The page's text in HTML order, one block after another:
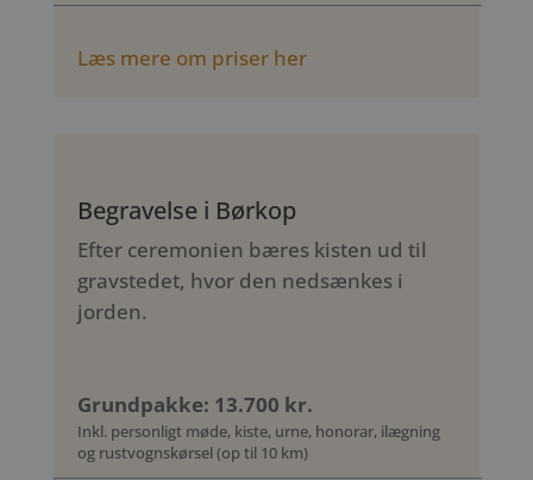
Læs mere om priser her
Begravelse i Børkop
Efter ceremonien bæres kisten ud til
gravstedet, hvor den nedsænkes i
jorden.
Grundpakke: 13.700 kr.
Inkl. personligt møde, kiste, urne, honorar, ilægning
og rustvognskørsel (op til 10 km)